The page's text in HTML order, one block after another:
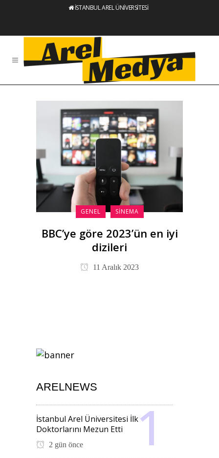
İSTANBUL AREL ÜNİVERSİTESİ
GENEL SINEMA
BBC’ye göre 2023’ün en iyi
dizileri
11 Aralık 2023
ARELNEWS
İstanbul Arel Üniversitesi İlk
Doktorlarını Mezun Etti
2 gün önce